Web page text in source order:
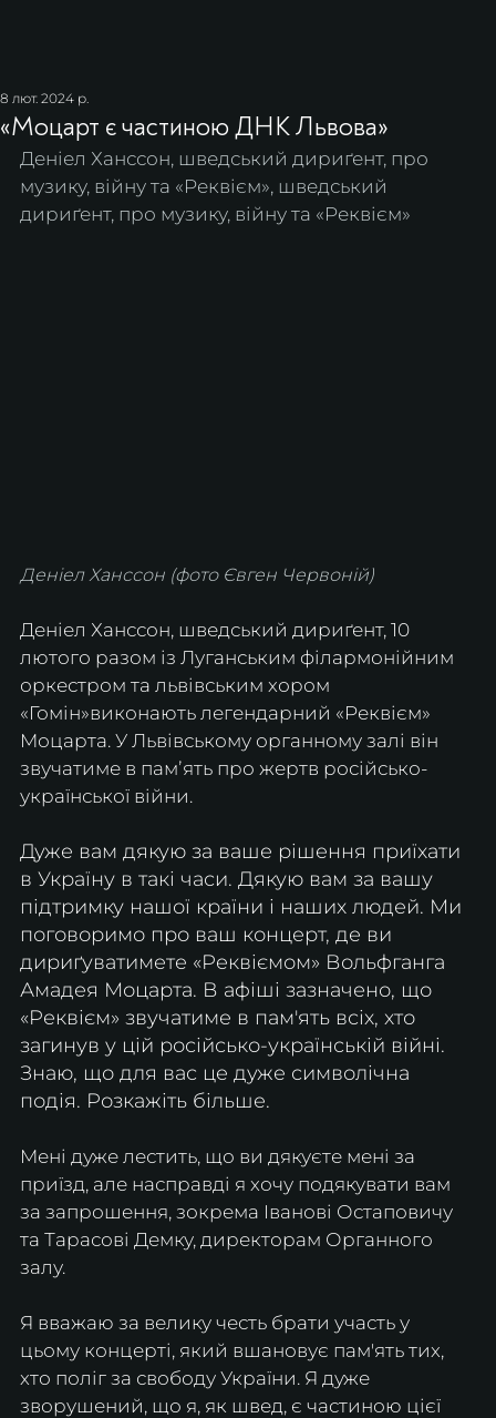
«Моцарт є частиною ДНК Львова»
8 лют. 2024 р.
Деніел Ханссон, шведський дириґент, про
музику, війну та «Реквієм», шведський
дириґент, про музику, війну та «Реквієм»
Деніел Ханссон (фото Євген Червоній)
Деніел Ханссон, шведський дириґент, 10
лютого разом із Луганським філармонійним
оркестром та львівським хором
«Гомін»виконають легендарний «Реквієм»
Моцарта. У Львівському органному залі він
звучатиме в памʼять про жертв російсько-
української війни.
Дуже вам дякую за ваше рішення приїхати
в Україну в такі часи. Дякую вам за вашу
підтримку нашої країни і наших людей. Ми
поговоримо про ваш концерт, де ви
дириґуватимете «Реквіємом» Вольфганга
Амадея Моцарта. В афіші зазначено, що
«Реквієм» звучатиме в пам'ять всіх, хто
загинув у цій російсько-українській війні.
Знаю, що для вас це дуже символічна
подія. Розкажіть більше.
Мені дуже лестить, що ви дякуєте мені за
приїзд, але насправді я хочу подякувати вам
за запрошення, зокрема Іванові Остаповичу
та Тарасові Демку, директорам Органного
залу.
Я вважаю за велику честь брати участь у
цьому концерті, який вшановує пам'ять тих,
хто поліг за свободу України. Я дуже
зворушений, що я, як швед, є частиною цієї